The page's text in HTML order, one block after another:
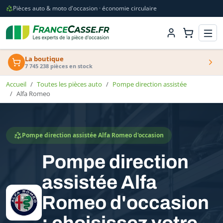
Pièces auto & moto d'occasion · économie circulaire
La boutique
7 745 238 pièces en stock
Accueil Toutes les pièces auto
Pompe direction assistée
Alfa Romeo
Pompe direction assistée Alfa Romeo d'occasion
Pompe direction
assistée Alfa
Romeo d'occasion